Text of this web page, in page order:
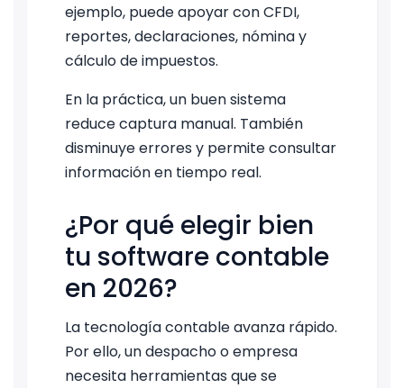
ejemplo, puede apoyar con CFDI,
reportes, declaraciones, nómina y
cálculo de impuestos.
En la práctica, un buen sistema
reduce captura manual. También
disminuye errores y permite consultar
información en tiempo real.
¿Por qué elegir bien
tu software contable
en 2026?
La tecnología contable avanza rápido.
Por ello, un despacho o empresa
necesita herramientas que se